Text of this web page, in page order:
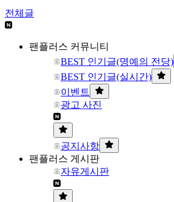
전체글
팬플러스 커뮤니티
BEST 인기글(명예의 전당)
BEST 인기글(실시간)
이벤트
광고 사진
공지사항
팬플러스 게시판
자유게시판